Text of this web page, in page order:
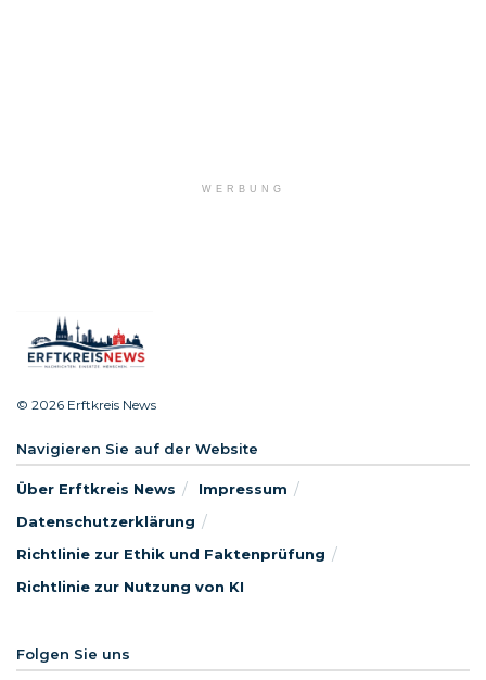
WERBUNG
© 2026 Erftkreis News
Navigieren Sie auf der Website
Über Erftkreis News
Impressum
Datenschutzerklärung
Richtlinie zur Ethik und Faktenprüfung
Richtlinie zur Nutzung von KI
Folgen Sie uns